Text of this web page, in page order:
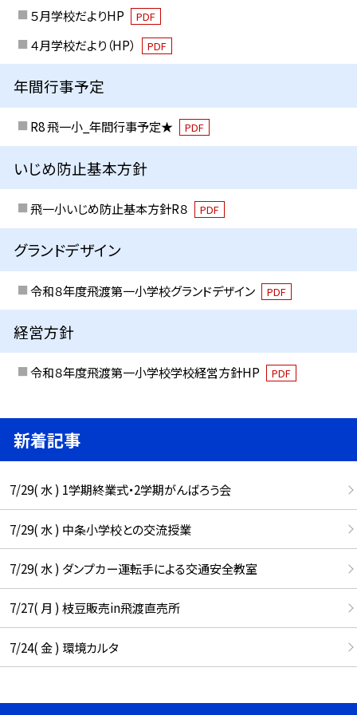
５月学校だよりHP
PDF
４月学校だより（HP） PDF
年間行事予定
R8 飛一小_年間行事予定★ PDF
いじめ防止基本方針
飛一小いじめ防止基本方針R８ PDF
グランドデザイン
令和８年度飛渡第一小学校グランドデザイン PDF
経営方針
令和８年度飛渡第一小学校学校経営方針HP PDF
新着記事
7/29( 水 ) 1学期終業式・2学期がんばろう会
7/29( 水 ) 中条小学校との交流授業
7/29( 水 ) ダンプカー運転手による交通安全教室
7/27( 月 ) 枝豆販売in飛渡直売所
7/24( 金 ) 環境カルタ